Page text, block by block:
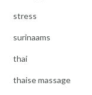
stress
surinaams
thai
thaise massage